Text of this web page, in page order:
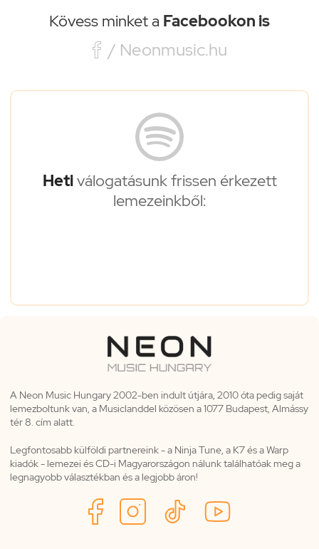
Kövess minket a Facebookon is
 / Neonmusic.hu
Hetiválogatásunk frissen érkezett
lemezeinkből:
A Neon Music Hungary 2002-ben indult útjára, 2010 óta pedig saját
lemezboltunk van, a Musiclanddel közösen a 1077 Budapest, Almássy
tér 8. cím alatt.
Legfontosabb külföldi partnereink - a Ninja Tune, a K7 és a Warp
kiadók - lemezei és CD-i Magyarországon nálunk találhatóak meg a
legnagyobb választékban és a legjobb áron!